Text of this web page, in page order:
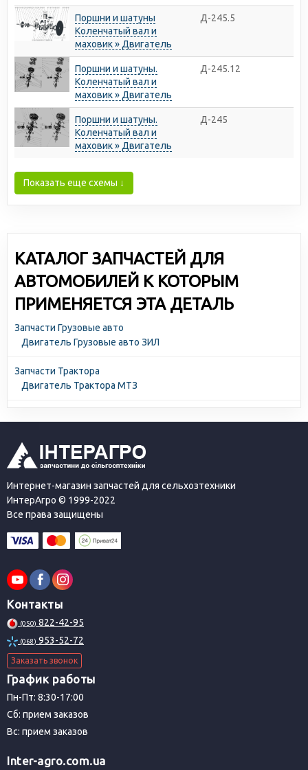
Поршни и шатуны
Коленчатый вал и
маховик » Двигатель
Д-245.5
Поршни и шатуны.
Коленчатый вал и
маховик » Двигатель
Д-245.12
Поршни и шатуны.
Коленчатый вал и
маховик » Двигатель
Д-245
Показать еще схемы ↓
КАТАЛОГ ЗАПЧАСТЕЙ ДЛЯ
АВТОМОБИЛЕЙ К КОТОРЫМ
ПРИМЕНЯЕТСЯ ЭТА ДЕТАЛЬ
Запчасти Грузовые авто
Двигатель Грузовые авто ЗИЛ
Запчасти Трактора
Двигатель Трактора МТЗ
Интернет-магазин запчастей для сельхозтехники
ИнтерАгро © 1999-2022
Все права защищены
Контакты
(050) 822-42-95
(068) 953-52-72
Заказать звонок
График работы
Пн-Пт: 8:30-17:00
Сб: прием заказов
Вс: прием заказов
Inter-agro.com.ua